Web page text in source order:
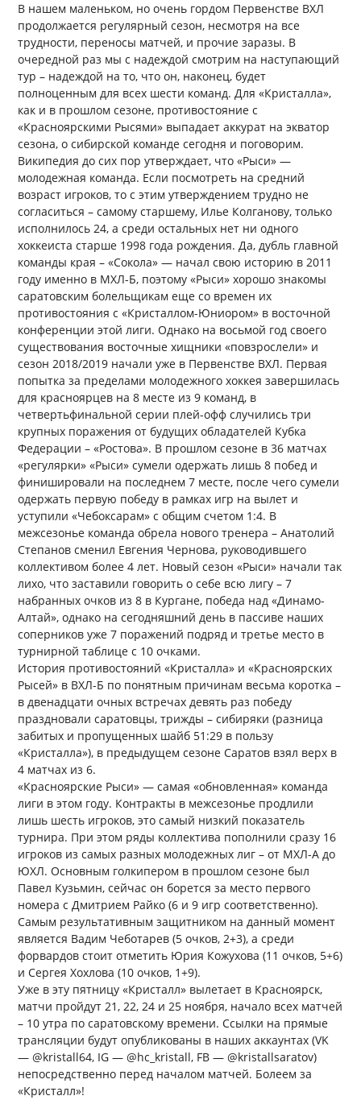
В нашем маленьком, но очень гордом Первенстве ВХЛ
продолжается регулярный сезон, несмотря на все
трудности, переносы матчей, и прочие заразы. В
очередной раз мы с надеждой смотрим на наступающий
тур – надеждой на то, что он, наконец, будет
полноценным для всех шести команд. Для «Кристалла»,
как и в прошлом сезоне, противостояние с
«Красноярскими Рысями» выпадает аккурат на экватор
сезона, о сибирской команде сегодня и поговорим.
Википедия до сих пор утверждает, что «Рыси» —
молодежная команда. Если посмотреть на средний
возраст игроков, то с этим утверждением трудно не
согласиться – самому старшему, Илье Колганову, только
исполнилось 24, а среди остальных нет ни одного
хоккеиста старше 1998 года рождения. Да, дубль главной
команды края – «Сокола» — начал свою историю в 2011
году именно в МХЛ-Б, поэтому «Рыси» хорошо знакомы
саратовским болельщикам еще со времен их
противостояния с «Кристаллом-Юниором» в восточной
конференции этой лиги. Однако на восьмой год своего
существования восточные хищники «повзрослели» и
сезон 2018/2019 начали уже в Первенстве ВХЛ. Первая
попытка за пределами молодежного хоккея завершилась
для красноярцев на 8 месте из 9 команд, в
четвертьфинальной серии плей-офф случились три
крупных поражения от будущих обладателей Кубка
Федерации – «Ростова». В прошлом сезоне в 36 матчах
«регулярки» «Рыси» сумели одержать лишь 8 побед и
финишировали на последнем 7 месте, после чего сумели
одержать первую победу в рамках игр на вылет и
уступили «Чебоксарам» с общим счетом 1:4. В
межсезонье команда обрела нового тренера – Анатолий
Степанов сменил Евгения Чернова, руководившего
коллективом более 4 лет. Новый сезон «Рыси» начали так
лихо, что заставили говорить о себе всю лигу – 7
набранных очков из 8 в Кургане, победа над «Динамо-
Алтай», однако на сегодняшний день в пассиве наших
соперников уже 7 поражений подряд и третье место в
турнирной таблице с 10 очками.
История противостояний «Кристалла» и «Красноярских
Рысей» в ВХЛ-Б по понятным причинам весьма коротка –
в двенадцати очных встречах девять раз победу
праздновали саратовцы, трижды – сибиряки (разница
забитых и пропущенных шайб 51:29 в пользу
«Кристалла»), в предыдущем сезоне Саратов взял верх в
4 матчах из 6.
«Красноярские Рыси» — самая «обновленная» команда
лиги в этом году. Контракты в межсезонье продлили
лишь шесть игроков, это самый низкий показатель
турнира. При этом ряды коллектива пополнили сразу 16
игроков из самых разных молодежных лиг – от МХЛ-А до
ЮХЛ. Основным голкипером в прошлом сезоне был
Павел Кузьмин, сейчас он борется за место первого
номера с Дмитрием Райко (6 и 9 игр соответственно).
Самым результативным защитником на данный момент
является Вадим Чеботарев (5 очков, 2+3), а среди
форвардов стоит отметить Юрия Кожухова (11 очков, 5+6)
и Сергея Хохлова (10 очков, 1+9).
Уже в эту пятницу «Кристалл» вылетает в Красноярск,
матчи пройдут 21, 22, 24 и 25 ноября, начало всех матчей
– 10 утра по саратовскому времени. Ссылки на прямые
трансляции будут опубликованы в наших аккаунтах (VK
— @kristall64, IG — @hc_kristall, FB — @kristallsaratov)
непосредственно перед началом матчей. Болеем за
«Кристалл»!